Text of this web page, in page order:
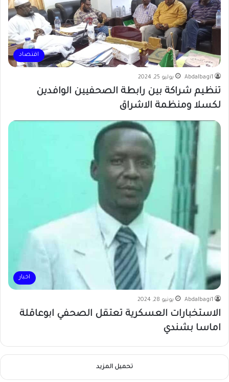
اقتصاد
Abdalbagi1 يوليو 25, 2024
تنظيم شراكة بين رابطة الصحفيين الوافدين
لكسلا ومنظمة الاشراق
اخبار
Abdalbagi1 يونيو 28, 2024
الاستخبارات العسكرية تعتقل الصحفي ابوعاقلة
اماسا بشندي
تحميل المزيد